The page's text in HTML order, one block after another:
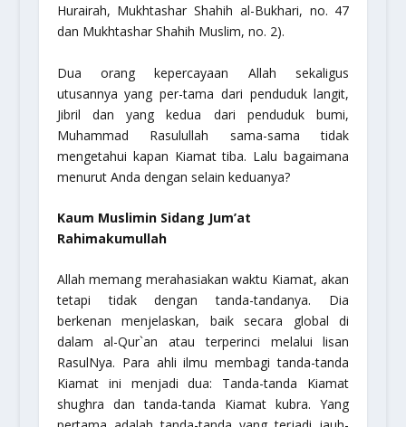
Hurairah, Mukhtashar Shahih al-Bukhari, no. 47
dan Mukhtashar Shahih Muslim, no. 2).
Dua orang kepercayaan Allah sekaligus
utusannya yang per-tama dari penduduk langit,
Jibril dan yang kedua dari penduduk bumi,
Muhammad Rasulullah sama-sama tidak
mengetahui kapan Kiamat tiba. Lalu bagaimana
menurut Anda dengan selain keduanya?
Kaum Muslimin Sidang Jum’at
Rahimakumullah
Allah memang merahasiakan waktu Kiamat, akan
tetapi tidak dengan tanda-tandanya. Dia
berkenan menjelaskan, baik secara global di
dalam al-Qur`an atau terperinci melalui lisan
RasulNya. Para ahli ilmu membagi tanda-tanda
Kiamat ini menjadi dua: Tanda-tanda Kiamat
shughra dan tanda-tanda Kiamat kubra. Yang